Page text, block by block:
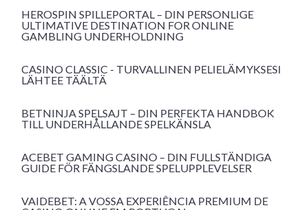
HEROSPIN SPILLEPORTAL – DIN PERSONLIGE
ULTIMATIVE DESTINATION FOR ONLINE
GAMBLING UNDERHOLDNING
CASINO CLASSIC - TURVALLINEN PELIELÄMYKSESI
LÄHTEE TÄÄLTÄ
BETNINJA SPELSAJT – DIN PERFEKTA HANDBOK
TILL UNDERHÅLLANDE SPELKÄNSLA
ACEBET GAMING CASINO – DIN FULLSTÄNDIGA
GUIDE FÖR FÄNGSLANDE SPELUPPLEVELSER
VAIDEBET: A VOSSA EXPERIÊNCIA PREMIUM DE